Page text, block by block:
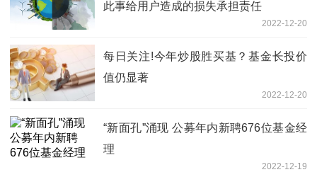
此事给用户造成的损失承担责任
2022-12-20
每日关注!今年炒股胜买基？基金长投价
值仍显著
2022-12-20
“新面孔”涌现 公募年内新聘676位基金经
理
2022-12-19